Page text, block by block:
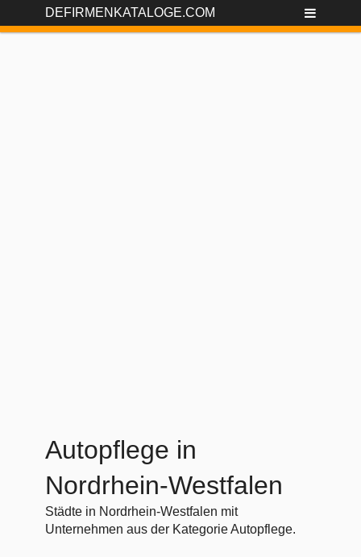
DEFIRMENKATALOGE.COM
Autopflege in
Nordrhein-Westfalen
Städte in Nordrhein-Westfalen mit
Unternehmen aus der Kategorie Autopflege.